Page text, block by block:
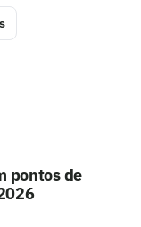
pontos de